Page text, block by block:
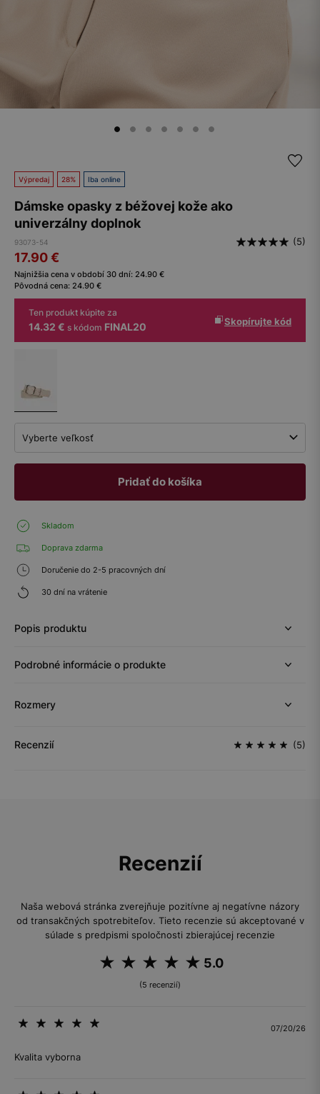
Výpredaj 28% Iba online
Dámske opasky z béžovej kože ako
univerzálny doplnok
93073-54 (5)
17.90€
Najnižšia cena v období 30 dní: 24.90 €
Pôvodná cena: 24.90 €
Ten produkt kúpite za
14.32 € s kódom FINAL20 Skopírujte kód
Vyberte veľkosť
Pridať do košíka
Skladom
Doprava zdarma
Doručenie do 2-5 pracovných dní
30 dní na vrátenie
Popis produktu
Podrobné informácie o produkte
Rozmery
Recenzií (5)
Recenzií
Naša webová stránka zverejňuje pozitívne aj negatívne názory
od transakčných spotrebiteľov. Tieto recenzie sú akceptované v
súlade s predpismi spoločnosti zbierajúcej recenzie
5.0
(5 recenzií)
07/20/26
Kvalita vyborna